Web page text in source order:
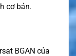
cơ bản.
BGAN của